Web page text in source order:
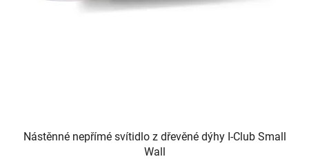
Nástěnné nepřímé svítidlo z dřevěné dýhy I-Club Small
Wall